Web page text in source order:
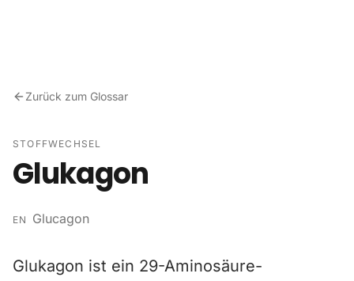
Zurück zum Glossar
STOFFWECHSEL
Glukagon
EN Glucagon
Glukagon ist ein 29-Aminosäure-